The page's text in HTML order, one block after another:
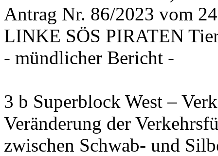
Antrag Nr. 86/2023 vom
LINKE SÖS PIRATEN
- mündlicher Bericht -
3 b Superblock West –
Veränderung der
zwischen Schwab- und